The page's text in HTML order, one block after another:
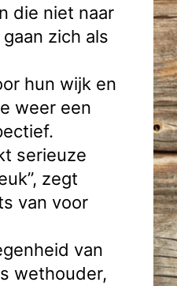
die niet naar
zich als
hun wijk en
weer een
serieuze
zegt
van voor
van
wethouder,